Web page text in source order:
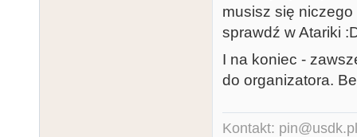
musisz się
sprawdź w Atariki
I na koniec -
do organizatora.
Kontakt: pin@usdk.pl